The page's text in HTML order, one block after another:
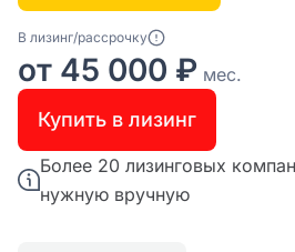
В лизинг/рассрочку
от 45 000 ₽ мес.
Купить в лизинг
Более 20 лизинговых
нужную вручную